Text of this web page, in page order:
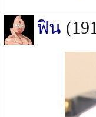
ฟิน (191